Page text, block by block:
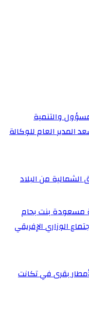
والتنمية
المدير العام للوكالة
الشمالية من البلاد
مسعودة بنت بحام
الوزاري الإفريقي
بقرى في تكانت